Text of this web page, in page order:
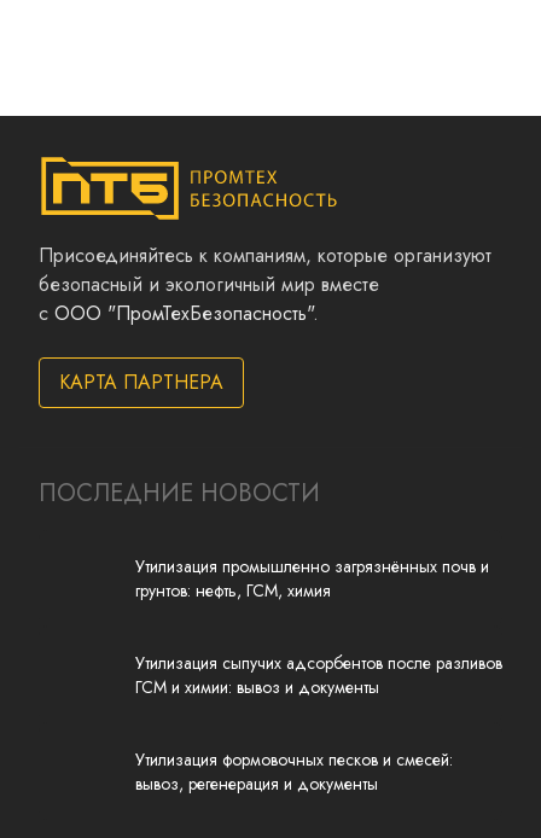
Присоединяйтесь к компаниям, которые организуют
безопасный и экологичный мир вместе
с ООО "ПромТехБезопасность".
КАРТА ПАРТНЕРА
ПОСЛЕДНИЕ НОВОСТИ
Утилизация промышленно загрязнённых почв и
грунтов: нефть, ГСМ, химия
Утилизация сыпучих адсорбентов после разливов
ГСМ и химии: вывоз и документы
Утилизация формовочных песков и смесей:
вывоз, регенерация и документы